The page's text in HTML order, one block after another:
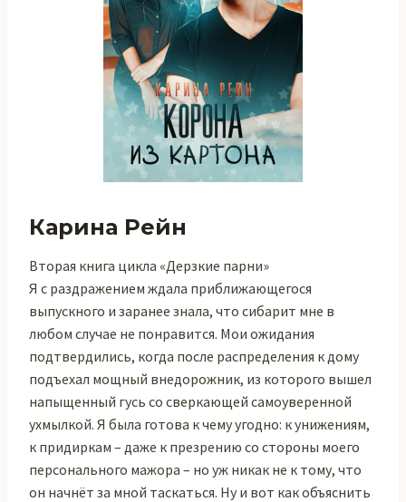
Карина Рейн
Вторая книга цикла «Дерзкие парни»
Я с раздражением ждала приближающегося
выпускного и заранее знала, что сибарит мне в
любом случае не понравится. Мои ожидания
подтвердились, когда после распределения к дому
подъехал мощный внедорожник, из которого вышел
напыщенный гусь со сверкающей самоуверенной
ухмылкой. Я была готова к чему угодно: к унижениям,
к придиркам – даже к презрению со стороны моего
персонального мажора – но уж никак не к тому, что
он начнёт за мной таскаться. Ну и вот как объяснить